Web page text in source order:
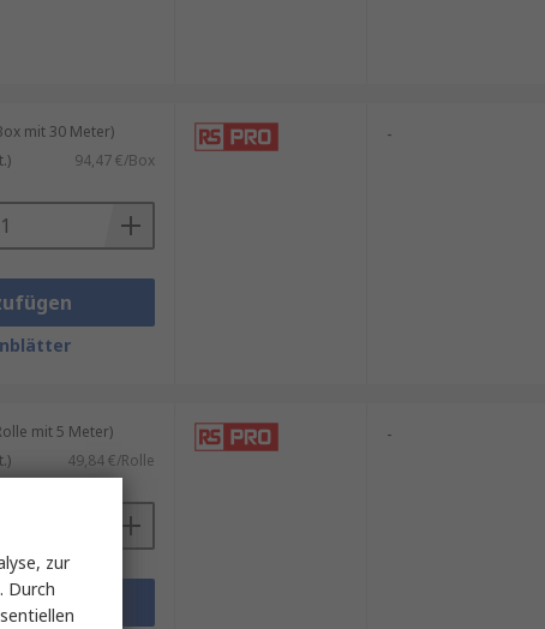
mit 30 Meter)
94,47 €/Box
-
mit 5 Meter)
49,84 €/Rolle
-
zur
Durch